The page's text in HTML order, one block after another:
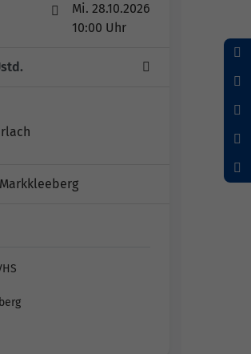
Mi. 28.10.2026
10:00 Uhr
Markkleeberg